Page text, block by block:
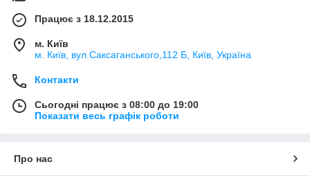
Працює з 18.12.2015
м. Київ
м. Київ, вул.Саксаганського,112 Б, Київ, Україна
Контакти
Сьогодні працює з 08:00 до 19:00
Показати весь графік роботи
Про нас